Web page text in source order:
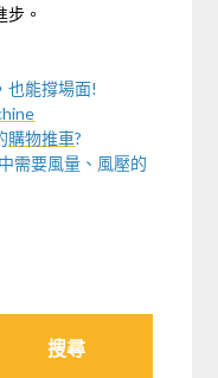
。
也能撐場面!
購物推車?
需要風量、風壓的